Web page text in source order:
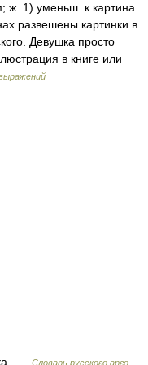
ж. 1) уменьш. к картина
развешены картинки в
Девушка просто
в книге или
… Словарь русского арго